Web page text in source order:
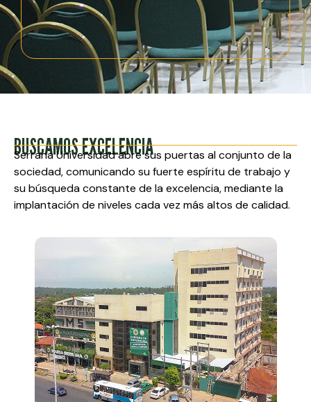
BUSCAMOS EXCELENCIA
Serrana Universidad abre sus puertas al conjunto de la
sociedad, comunicando su fuerte espíritu de trabajo y
su búsqueda constante de la excelencia, mediante la
implantación de niveles cada vez más altos de calidad.